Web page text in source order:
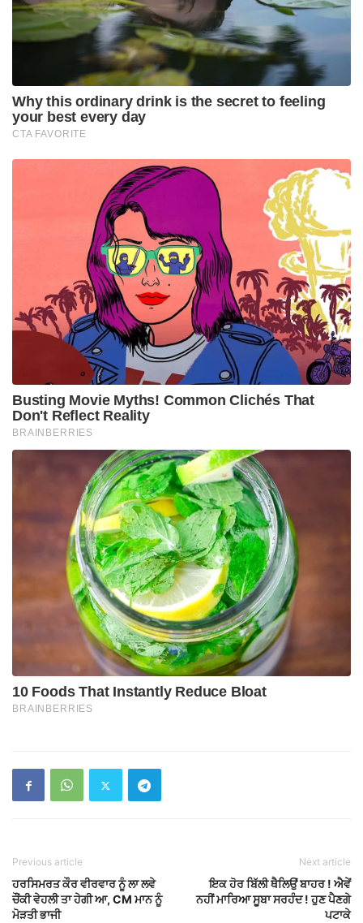
Previous article
ਹਰਸਿਮਰਤ ਕੌਰ ਵੀਰਵਾਰ ਨੂੰ ਲਾ ਲਵੇ
ਚੌਂਕੀ ਵੇਹਲੀ ਤਾ ਹੇਗੀ ਆ, CM ਮਾਨ ਨੂੰ
ਮੋੜਤੀ ਭਾਜੀ
Next article
ਇਕ ਹੋਰ ਬਿੱਲੀ ਥੈਲਿਉਂ ਬਾਹਰ ! ਐਵੇਂ
ਨਹੀਂ ਮਾਰਿਆ ਸੂਬਾ ਸਰਹੰਦ ! ਹੁਣ ਪੈਣਗੇ
ਪਟਾਕੇ